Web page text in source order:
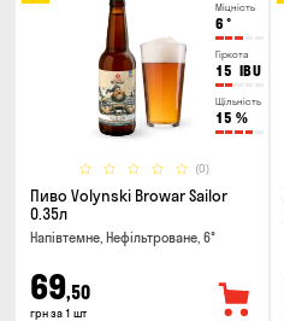
Міцність
6 °
Гіркота
15 IBU
Щільність
15 %
(0)
Пиво Volynski Browar Sailor
0.35л
Напівтемне, Нефільтроване, 6°
69,50
грн за 1 шт